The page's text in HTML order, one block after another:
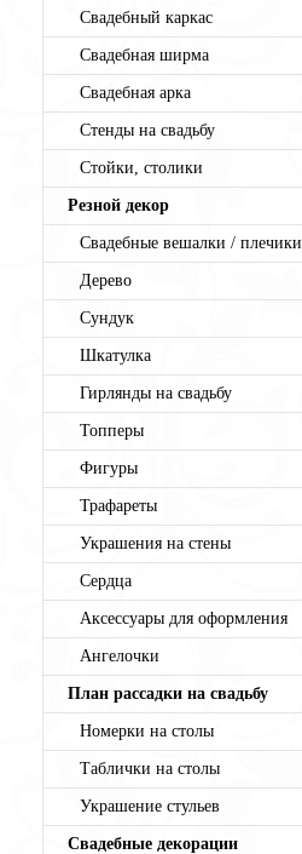
Свадебный каркас
Свадебная ширма
Свадебная арка
Стенды на свадьбу
Стойки, столики
Резной декор
Свадебные вешалки / плечики
Дерево
Сундук
Шкатулка
Гирлянды на свадьбу
Топперы
Фигуры
Трафареты
Украшения на стены
Сердца
Аксессуары для оформления
Ангелочки
План рассадки на свадьбу
Номерки на столы
Таблички на столы
Украшение стульев
Свадебные декорации